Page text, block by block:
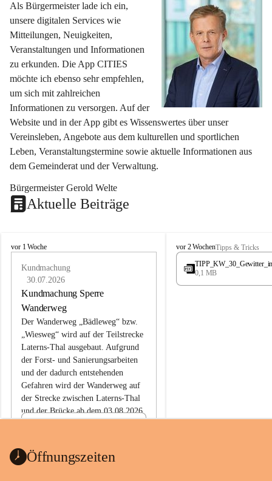
Als Bürgermeister lade ich ein,
unsere digitalen Services wie
Mitteilungen, Neuigkeiten,
Veranstaltungen und Informationen
zu erkunden. Die App CITIES
möchte ich ebenso sehr empfehlen,
um sich mit zahlreichen
Informationen zu versorgen. Auf der
Website und in der App gibt es Wissenswertes über unser
Vereinsleben, Angebote aus dem kulturellen und sportlichen
Leben, Veranstaltungstermine sowie aktuelle Informationen aus
dem Gemeinderat und der Verwaltung.
Bürgermeister Gerold Welte
Aktuelle Beiträge
L
vor 1 Woche
Kundmachung
30.07.2026
Kundmachung Sperre
Wanderweg
Der Wanderweg „Bädleweg“ bzw.
„Wiesweg“ wird auf der Teilstrecke
Laterns-Thal ausgebaut. Aufgrund
der Forst- und Sanierungsarbeiten
und der dadurch entstehenden
Gefahren wird der Wanderweg auf
der Strecke zwischen Laterns-Thal
und der Brücke ab dem 03.08.2026
ht
L
a
e
vor 2 WochenTipps & Tricks
0,1 MB
Öffnungszeiten